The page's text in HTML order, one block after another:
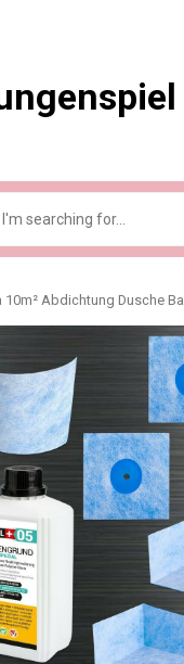
Abdichtung Dusche